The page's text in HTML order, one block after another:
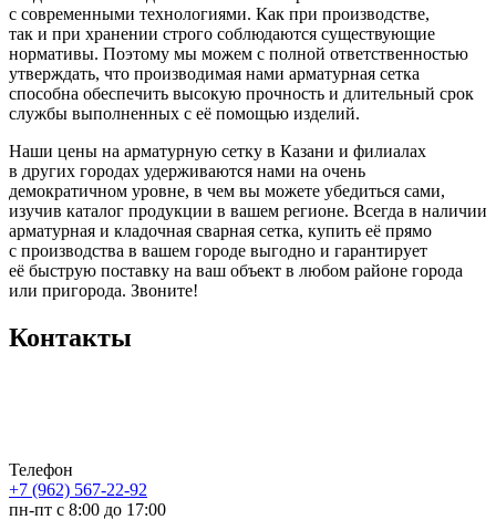
с современными технологиями. Как при производстве,
так и при хранении строго соблюдаются существующие
нормативы. Поэтому мы можем с полной ответственностью
утверждать, что производимая нами арматурная сетка
способна обеспечить высокую прочность и длительный срок
службы выполненных с её помощью изделий.
Наши цены на арматурную сетку в Казани и филиалах
в других городах удерживаются нами на очень
демократичном уровне, в чем вы можете убедиться сами,
изучив каталог продукции в вашем регионе. Всегда в наличии
арматурная и кладочная сварная сетка, купить её прямо
с производства в вашем городе выгодно и гарантирует
её быструю поставку на ваш объект в любом районе города
или пригорода. Звоните!
Контакты
Телефон
+7 (962) 567-22-92
пн-пт с 8:00 до 17:00